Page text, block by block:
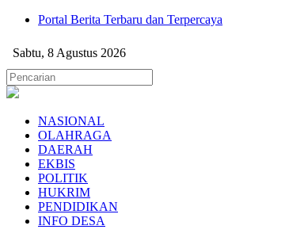
Portal Berita Terbaru dan Terpercaya
Sabtu, 8 Agustus 2026
NASIONAL
OLAHRAGA
DAERAH
EKBIS
POLITIK
HUKRIM
PENDIDIKAN
INFO DESA